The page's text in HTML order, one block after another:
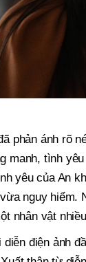
phản ánh rõ
manh, tình
yêu của An
nguy hiểm.
nhân vật
điện ảnh